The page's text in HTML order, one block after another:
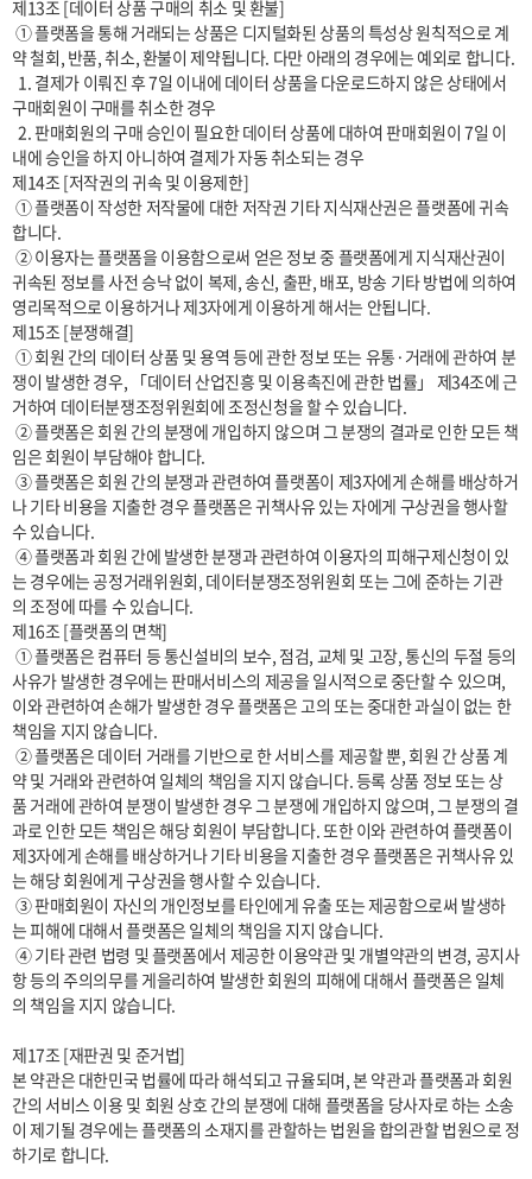
제13조 [데이터 상품 구매의 취소 및 환불]
약 철회, 반품, 취소, 환불이 제약됩니다. 다만 아래의 경우에는 예외로 합니다.
구매회원이 구매를 취소한 경우
  2. 판매회원의 구매 승인이 필요한 데이터 상품에 대하여 판매회원이 7일 이
내에 승인을 하지 아니하여 결제가 자동 취소되는 경우
제14조 [저작권의 귀속 및 이용제한]
합니다.
귀속된 정보를 사전 승낙 없이 복제, 송신, 출판, 배포, 방송 기타 방법에 의하여
영리목적으로 이용하거나 제3자에게 이용하게 해서는 안됩니다.
제15조 [분쟁해결]
쟁이 발생한 경우, 「데이터 산업진흥 및 이용촉진에 관한 법률」 제34조에 근
거하여 데이터분쟁조정위원회에 조정신청을 할 수 있습니다.
임은 회원이 부담해야 합니다.
나 기타 비용을 지출한 경우 플랫폼은 귀책사유 있는 자에게 구상권을 행사할
수 있습니다.
는 경우에는 공정거래위원회, 데이터분쟁조정위원회 또는 그에 준하는 기관
의 조정에 따를 수 있습니다.
제16조 [플랫폼의 면책]
사유가 발생한 경우에는 판매서비스의 제공을 일시적으로 중단할 수 있으며,
이와 관련하여 손해가 발생한 경우 플랫폼은 고의 또는 중대한 과실이 없는 한
책임을 지지 않습니다.
약 및 거래와 관련하여 일체의 책임을 지지 않습니다. 등록 상품 정보 또는 상
품 거래에 관하여 분쟁이 발생한 경우 그 분쟁에 개입하지 않으며, 그 분쟁의 결
과로 인한 모든 책임은 해당 회원이 부담합니다. 또한 이와 관련하여 플랫폼이
제3자에게 손해를 배상하거나 기타 비용을 지출한 경우 플랫폼은 귀책사유 있
는 해당 회원에게 구상권을 행사할 수 있습니다.
는 피해에 대해서 플랫폼은 일체의 책임을 지지 않습니다.
항 등의 주의의무를 게을리하여 발생한 회원의 피해에 대해서 플랫폼은 일체
의 책임을 지지 않습니다.
제17조 [재판권 및 준거법]
본 약관은 대한민국 법률에 따라 해석되고 규율되며, 본 약관과 플랫폼과 회원
간의 서비스 이용 및 회원 상호 간의 분쟁에 대해 플랫폼을 당사자로 하는 소송
이 제기될 경우에는 플랫폼의 소재지를 관할하는 법원을 합의관할 법원으로 정
하기로 합니다.